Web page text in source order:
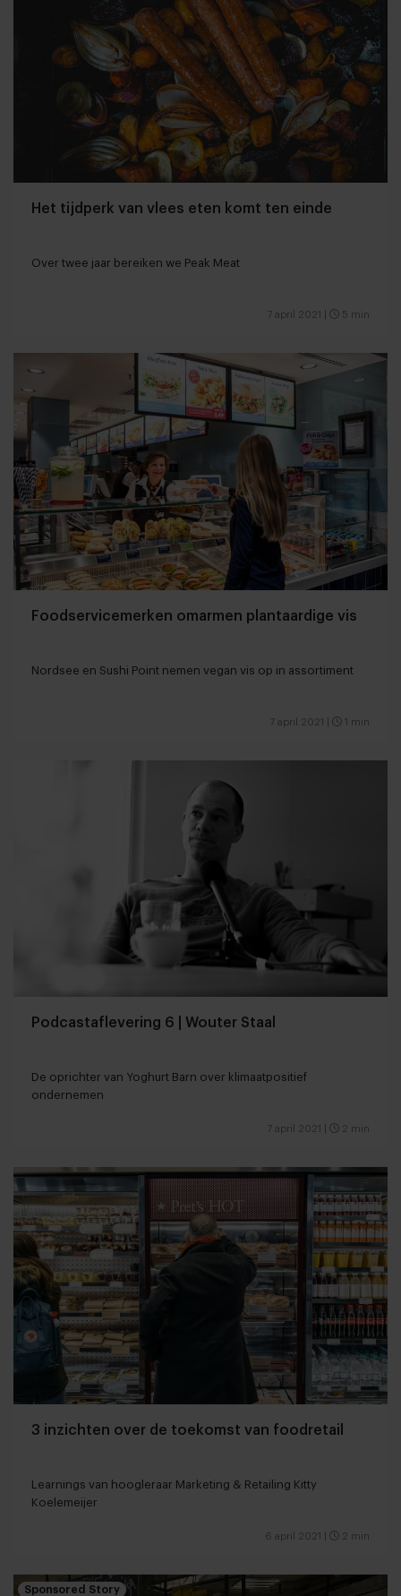
Het tijdperk van vlees eten komt ten einde
Over twee jaar bereiken we Peak Meat
7 april 2021 5 min
Foodservicemerken omarmen plantaardige vis
Nordsee en Sushi Point nemen vegan vis op in assortiment
7 april 2021 1 min
Podcastaflevering 6 | Wouter Staal
De oprichter van Yoghurt Barn over klimaatpositief
ondernemen
7 april 2021 2 min
3 inzichten over de toekomst van foodretail
Learnings van hoogleraar Marketing & Retailing Kitty
Koelemeijer
6 april 2021 2 min
Sponsored Story